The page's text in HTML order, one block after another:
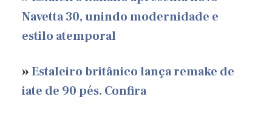
Navetta 30, unindo modernidade e
estilo atemporal
»Estaleiro britânico lança remake de
iate de 90 pés. Confira